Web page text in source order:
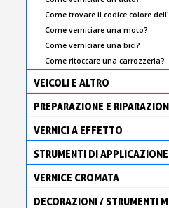
Come trovare il codice colore
Come verniciare una moto?
Come verniciare una bici?
Come ritoccare una carrozzeria?
VEICOLI E ALTRO
PREPARAZIONE E
VERNICI A EFFETTO
STRUMENTI DI APPLICAZIONE
VERNICE CROMATA
DECORAZIONI / STRUMENTI